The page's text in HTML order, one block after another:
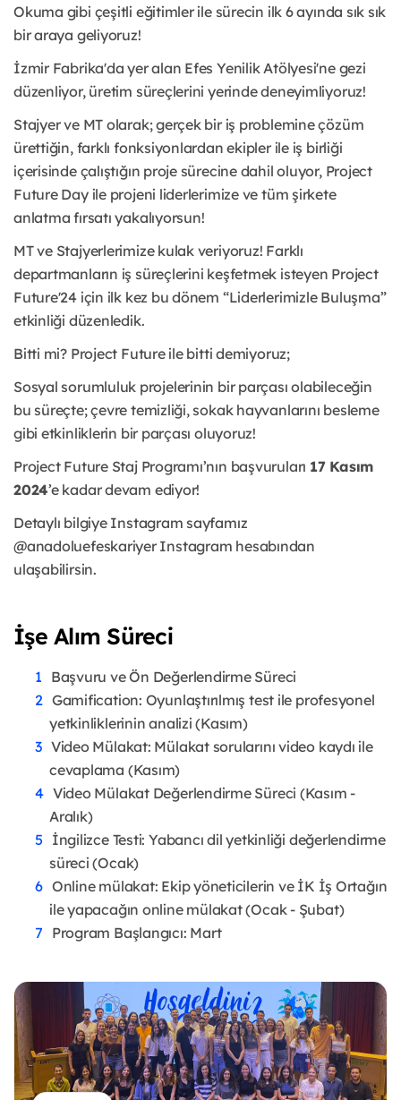
Okuma gibi çeşitli eğitimler ile sürecin ilk 6 ayında sık sık
bir araya geliyoruz!
İzmir Fabrika'da yer alan Efes Yenilik Atölyesi'ne gezi
düzenliyor, üretim süreçlerini yerinde deneyimliyoruz!
Stajyer ve MT olarak; gerçek bir iş problemine çözüm
ürettiğin, farklı fonksiyonlardan ekipler ile iş birliği
içerisinde çalıştığın proje sürecine dahil oluyor, Project
Future Day ile projeni liderlerimize ve tüm şirkete
anlatma fırsatı yakalıyorsun!
MT ve Stajyerlerimize kulak veriyoruz! Farklı
departmanların iş süreçlerini keşfetmek isteyen Project
Future'24 için ilk kez bu dönem “Liderlerimizle Buluşma”
etkinliği düzenledik.
Bitti mi? Project Future ile bitti demiyoruz;
Sosyal sorumluluk projelerinin bir parçası olabileceğin
bu süreçte; çevre temizliği, sokak hayvanlarını besleme
gibi etkinliklerin bir parçası oluyoruz!
Project Future Staj Programı’nın başvuruları 17 Kasım
2024’e kadar devam ediyor!
Detaylı bilgiye Instagram sayfamız
@anadoluefeskariyer Instagram hesabından
ulaşabilirsin.
İşe Alım Süreci
Başvuru ve Ön Değerlendirme Süreci
Gamification: Oyunlaştırılmış test ile profesyonel
yetkinliklerinin analizi (Kasım)
Video Mülakat: Mülakat sorularını video kaydı ile
cevaplama (Kasım)
Video Mülakat Değerlendirme Süreci (Kasım -
Aralık)
İngilizce Testi: Yabancı dil yetkinliği değerlendirme
süreci (Ocak)
Online mülakat: Ekip yöneticilerin ve İK İş Ortağın
ile yapacağın online mülakat (Ocak - Şubat)
Program Başlangıcı: Mart